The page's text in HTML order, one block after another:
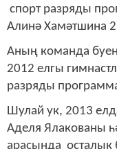
спорт разряды
Алинә Хамәтшина
Аның команда
2012 елгы
разряды
Шулай ук, 2013
Аделя Ялакованы
арасында осталык